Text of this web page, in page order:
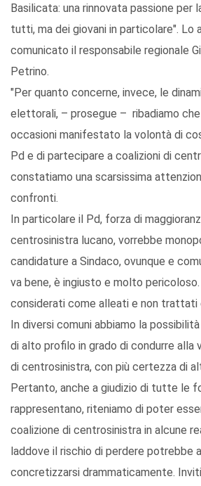
Basilicata: una rinnovata passione per
tutti, ma dei giovani in particolare". Lo
comunicato il responsabile regionale
Petrino.
"Per quanto concerne, invece, le
elettorali, – prosegue – ribadiamo che
occasioni manifestato la volontà di
Pd e di partecipare a coalizioni di
constatiamo una scarsissima
confronti.
In particolare il Pd, forza di
centrosinistra lucano, vorrebbe
candidature a Sindaco, ovunque e
va bene, è ingiusto e molto
considerati come alleati e non trattati
In diversi comuni abbiamo la
di alto profilo in grado di condurre alla
di centrosinistra, con più certezza di
Pertanto, anche a giudizio di tutte le
rappresentano, riteniamo di poter
coalizione di centrosinistra in alcune
laddove il rischio di perdere potrebbe
concretizzarsi drammaticamente.